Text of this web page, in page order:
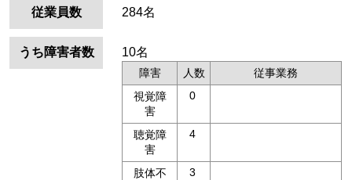
従業員数 284名
うち障害者数 10名
障害 人数
従事業務
視覚障
害
0
聴覚障
害
4
肢体不
3